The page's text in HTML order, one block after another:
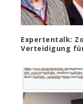
Expertentalk:
Verteidigung